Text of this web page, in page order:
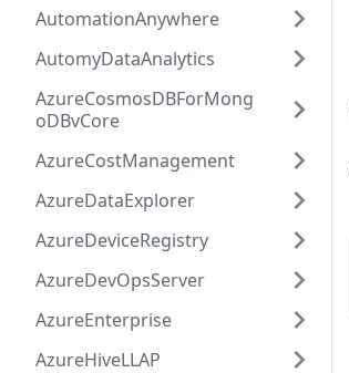
AutomationAnywhere
AutomyDataAnalytics
AzureCosmosDBForMong
oDBvCore
AzureCostManagement
AzureDataExplorer
AzureDeviceRegistry
AzureDevOpsServer
AzureEnterprise
AzureHiveLLAP